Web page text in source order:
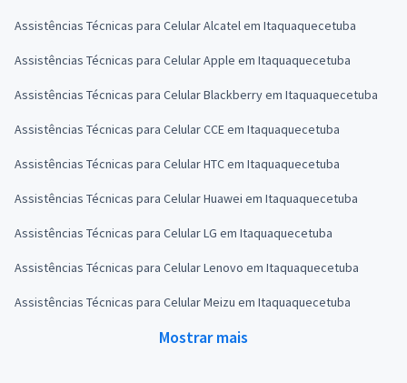
Assistências Técnicas para Celular Alcatel em Itaquaquecetuba
Assistências Técnicas para Celular Apple em Itaquaquecetuba
Assistências Técnicas para Celular Blackberry em Itaquaquecetuba
Assistências Técnicas para Celular CCE em Itaquaquecetuba
Assistências Técnicas para Celular HTC em Itaquaquecetuba
Assistências Técnicas para Celular Huawei em Itaquaquecetuba
Assistências Técnicas para Celular LG em Itaquaquecetuba
Assistências Técnicas para Celular Lenovo em Itaquaquecetuba
Assistências Técnicas para Celular Meizu em Itaquaquecetuba
Mostrar mais